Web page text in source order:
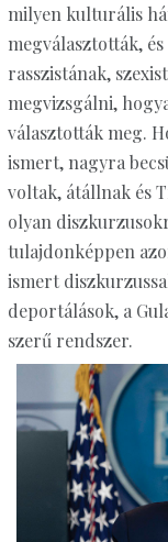
milyen kulturális
megválasztották,
rasszistának,
megvizsgálni,
választották meg.
ismert, nagyra
voltak, átállnak és
olyan
tulajdonképpen
ismert
deportálások, a
szerű rendszer.